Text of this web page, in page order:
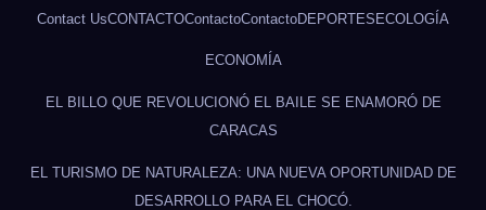
Contact UsCONTACTOContactoContactoDEPORTESECOLOGÍA
ECONOMÍA
EL BILLO QUE REVOLUCIONÓ EL BAILE SE ENAMORÓ DE
CARACAS
EL TURISMO DE NATURALEZA: UNA NUEVA OPORTUNIDAD DE
DESARROLLO PARA EL CHOCÓ.